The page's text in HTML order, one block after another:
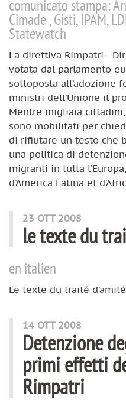
comunicato stampa:
Cimade , Gisti, IPAM,
Statewatch
La direttiva Rimpatri -
votata dal parlamento
sottoposta all’adozione
ministri dell’Unione il
Mentre migliaia
sono mobilitati per
di rifiutare un testo che
una politica di
migranti in tutta
d’America Latina et
23 OTT 2008
le texte du
en italien
Le texte du traité
14 OTT 2008
Detenzione
primi effetti
Rimpatri